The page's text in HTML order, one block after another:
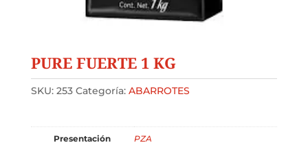
PURE FUERTE 1 KG
SKU: 253 Categoría: ABARROTES
Presentación PZA